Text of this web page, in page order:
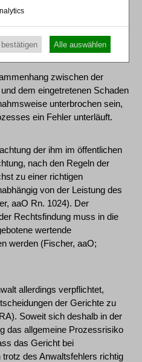
in
zwischen der
dem eingetretenen Schaden
unterbrochen sein,
ein Fehler unterläuft.
der ihm im öffentlichen
nach den Regeln der
zu einer richtigen
von der Leistung des
aaO Rn. 1024). Der
Rechtsfindung muss in die
wertende
werden (Fischer, aaO;
allerdings verpflichtet,
der Gerichte zu
Soweit sich deshalb in der
das allgemeine Prozessrisiko
das Gericht bei
des Anwaltsfehlers richtig
Alle auswählen